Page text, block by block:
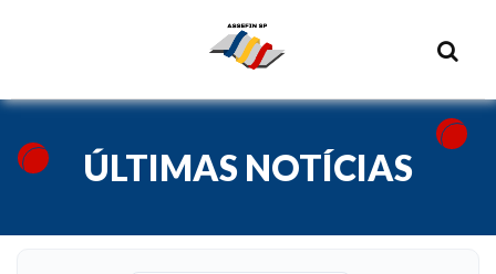
ÚLTIMAS NOTÍCIAS